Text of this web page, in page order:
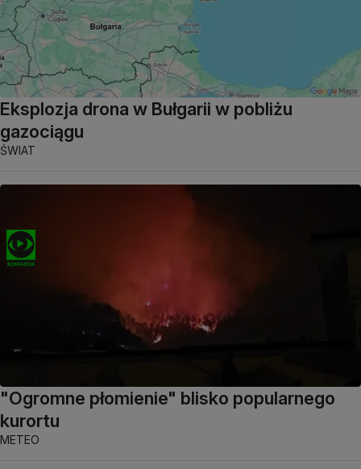
Eksplozja drona w Bułgarii w pobliżu
gazociągu
ŚWIAT
"Ogromne płomienie" blisko popularnego
kurortu
METEO